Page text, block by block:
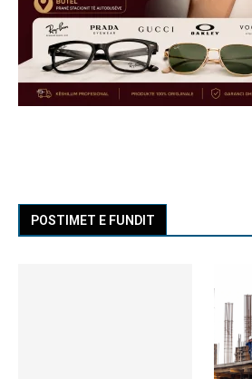
POSTIMET E FUNDIT